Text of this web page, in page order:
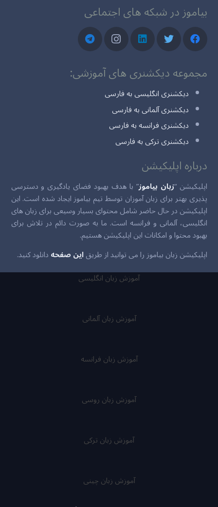
بیاموز در شبکه های اجتماعی
مجموعه دیکشنری های آموزشی:
دیکشنری انگلیسی به فارسی
دیکشنری آلمانی به فارسی
دیکشنری فرانسه به فارسی
دیکشنری ترکی به فارسی
درباره اپلیکیشن
اپلیکیشن “زبان بیاموز” با هدف بهبود فضای یادگیری و دسترسی
پذیری بهتر برای زبان آموزان توسط تیم بیاموز ایجاد شده است. این
اپلیکیشن در حال حاضر شامل محتوای بسیار وسیعی برای زبان های
انگلیسی، آلمانی و فرانسه است. ما به صورت دائم در تلاش برای
بهبود محتوا و امکانات این اپلیکیشن هستیم.
اپلیکیشن زبان بیاموز را می توانید از طریقاین صفحهدانلود کنید.
آموزش زبان انگلیسی
آموزش زبان آلمانی
آموزش زبان فرانسه
آموزش زبان روسی
آموزش زبان ترکی
آموزش زبان چینی